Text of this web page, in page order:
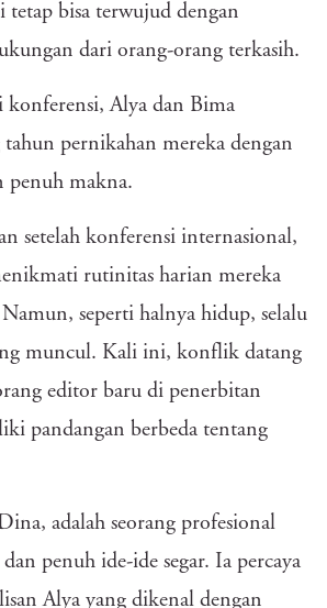
bisa terwujud dengan
dari orang-orang terkasih.
konferensi, Alya dan Bima
pernikahan mereka dengan
penuh makna.
setelah konferensi internasional,
rutinitas harian mereka
seperti halnya hidup, selalu
muncul. Kali ini, konflik datang
editor baru di penerbitan
pandangan berbeda tentang
adalah seorang profesional
dan penuh ide-ide segar. Ia percaya
Alya yang dikenal dengan